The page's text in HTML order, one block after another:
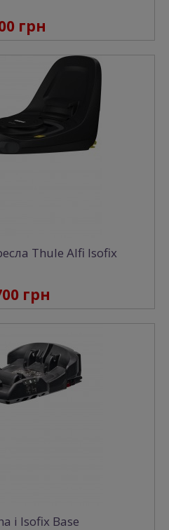
грн
Thule Alfi Isofix
грн
i Isofix Base